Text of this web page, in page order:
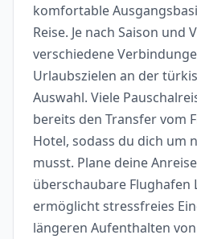
komfortable
Reise. Je nach Saison
verschiedene
Urlaubszielen an der
Auswahl. Viele
bereits den Transfer vom
Hotel, sodass du dich um
musst. Plane deine
überschaubare Flughafen
ermöglicht stressfreies
längeren Aufenthalten